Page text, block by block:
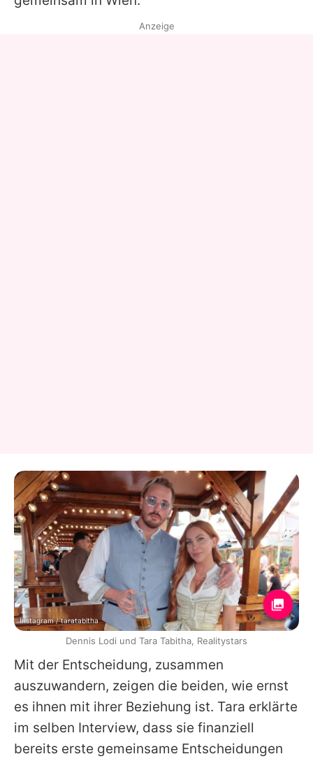
Utiq verwalten
Mit der Entscheidung, zusammen
auszuwandern, zeigen die beiden, wie ernst
es ihnen mit ihrer Beziehung ist. Tara erklärte
im selben Interview, dass sie finanziell
bereits erste gemeinsame Entscheidungen
Anzeige
Instagram / taratabitha
Dennis Lodi und Tara Tabitha, Realitystars